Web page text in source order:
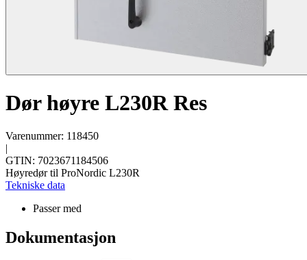
Dør høyre L230R Res
Varenummer: 118450
|
GTIN: 7023671184506
Høyredør til ProNordic L230R
Tekniske data
Passer med
Dokumentasjon